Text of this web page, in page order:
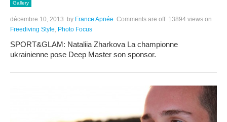
Gallery
décembre 10, 2013 by France Apnée Comments are off 13894 views on
Freediving Style, Photo Focus
SPORT&GLAM: Nataliia Zharkova La championne
ukrainienne pose Deep Master son sponsor.